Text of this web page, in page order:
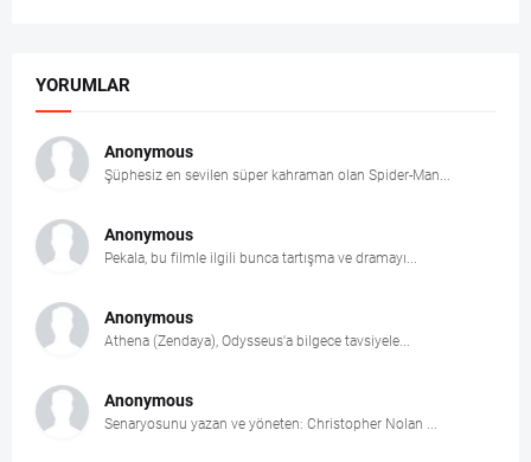
YORUMLAR
Anonymous
Şüphesiz en sevilen süper kahraman olan Spider-Man...
Anonymous
Pekala, bu filmle ilgili bunca tartışma ve dramayı...
Anonymous
Athena (Zendaya), Odysseus'a bilgece tavsiyele...
Anonymous
Senaryosunu yazan ve yöneten: Christopher Nolan ...